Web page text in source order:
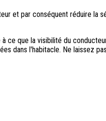
et par conséquent réduire la
ce que la visibilité du
dans l'habitacle. Ne laissez